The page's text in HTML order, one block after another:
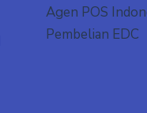
Agen POS
Pembelian EDC